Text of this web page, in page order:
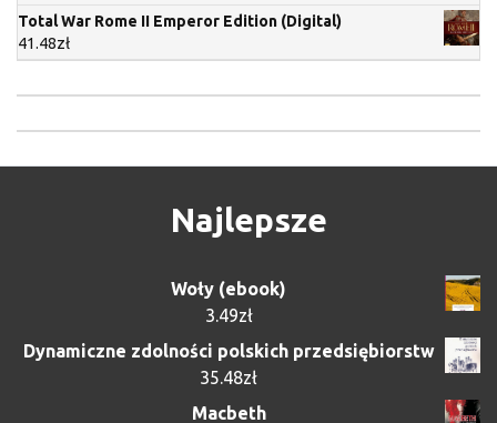
Total War Rome II Emperor Edition (Digital)
41.48zł
Najlepsze
Woły (ebook)
3.49zł
Dynamiczne zdolności polskich przedsiębiorstw
35.48zł
Macbeth